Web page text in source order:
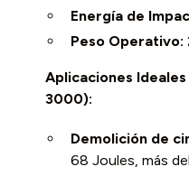
Energía de
Peso Operativo:
Aplicaciones
3000):
Demolición de
68 Joules, más